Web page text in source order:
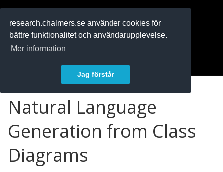
research.chalmers.se använder cookies för
bättre funktionalitet och användarupplevelse.
Mer information
Jag förstår
Natural Language
Generation from Class
Diagrams